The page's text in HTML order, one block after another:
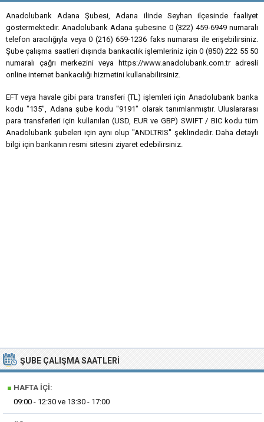
Anadolubank Adana Şubesi, Adana ilinde Seyhan ilçesinde faaliyet
göstermektedir. Anadolubank Adana şubesine 0 (322) 459-6949 numaralı
telefon aracılığıyla veya 0 (216) 659-1236 faks numarası ile erişebilirsiniz.
Şube çalışma saatleri dışında bankacılık işlemleriniz için 0 (850) 222 55 50
numaralı çağrı merkezini veya https://www.anadolubank.com.tr adresli
online internet bankacılığı hizmetini kullanabilirsiniz.
EFT veya havale gibi para transferi (TL) işlemleri için Anadolubank banka
kodu "135", Adana şube kodu "9191" olarak tanımlanmıştır. Uluslararası
para transferleri için kullanılan (USD, EUR ve GBP) SWIFT / BIC kodu tüm
Anadolubank şubeleri için aynı olup "ANDLTRIS" şeklindedir. Daha detaylı
bilgi için bankanın resmi sitesini ziyaret edebilirsiniz.
ŞUBE ÇALIŞMA SAATLERI
■ HAFTA İÇI:
09:00 - 12:30 ve 13:30 - 17:00